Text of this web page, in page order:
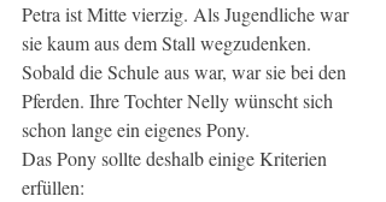
Petra ist Mitte vierzig. Als Jugendliche war
sie kaum aus dem Stall wegzudenken.
Sobald die Schule aus war, war sie bei den
Pferden. Ihre Tochter Nelly wünscht sich
schon lange ein eigenes Pony.
Das Pony sollte deshalb einige Kriterien
erfüllen: